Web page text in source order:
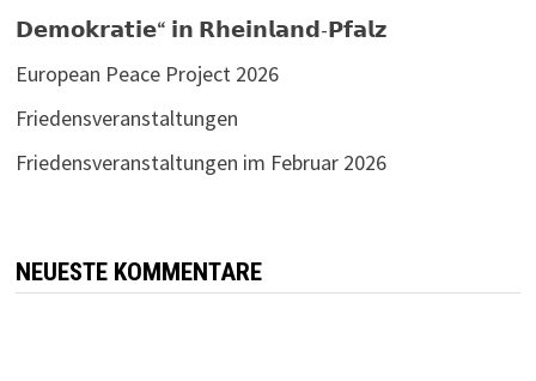
𝗗𝗲𝗺𝗼𝗸𝗿𝗮𝘁𝗶𝗲“ 𝗶𝗻 𝗥𝗵𝗲𝗶𝗻𝗹𝗮𝗻𝗱-𝗣𝗳𝗮𝗹𝘇
European Peace Project 2026
Friedensveranstaltungen
Friedensveranstaltungen im Februar 2026
NEUESTE KOMMENTARE